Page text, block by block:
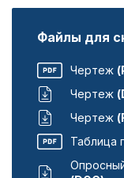
Файлы для
Чертеж
Чертеж
Чертеж
Таблица